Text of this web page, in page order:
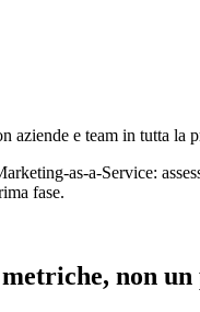
aziende e team in tutta
as-a-Service:
fase.
non